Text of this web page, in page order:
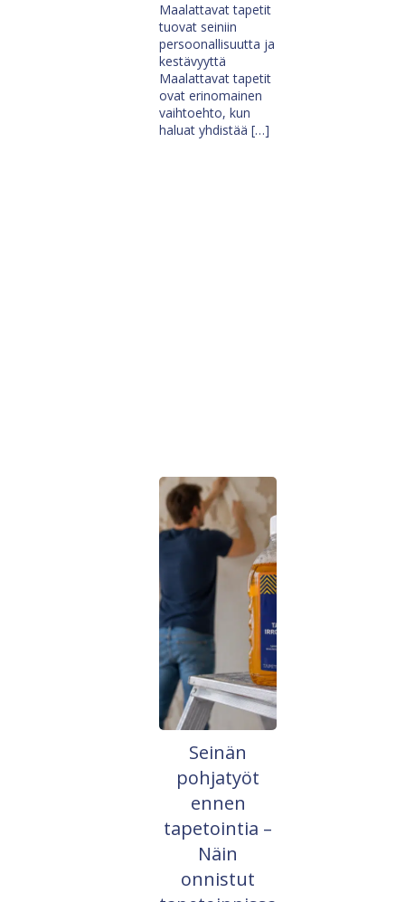
Maalattavat tapetit
tuovat seiniin
persoonallisuutta ja
kestävyyttä
Maalattavat tapetit
ovat erinomainen
vaihtoehto, kun
haluat yhdistää […]
Seinän
pohjatyöt
ennen
tapetointia –
Näin
onnistut